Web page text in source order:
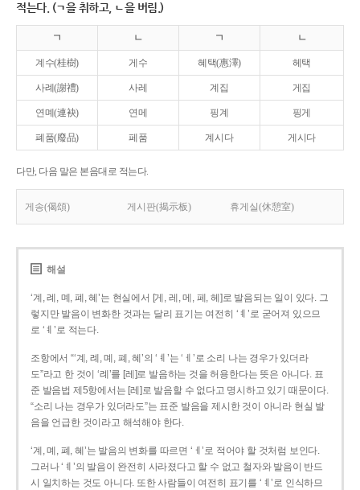
적는다. (ㄱ을 취하고, ㄴ을 버림.)
ㄱ ㄴ ㄱ ㄴ
계수(桂樹) 게수 혜택(惠澤) 헤택
사례(謝禮) 사레 계집 게집
연몌(連袂) 연메 핑계 핑게
폐품(廢品) 페품 계시다 게시다
다만, 다음 말은 본음대로 적는다.
게송(偈頌) 게시판(揭示板) 휴게실(休憩室)
해설
‘계, 례, 몌, 폐, 혜’는 현실에서 [게, 레, 메, 페, 헤]로 발음되는 일이 있다. 그
렇지만 발음이 변화한 것과는 달리 표기는 여전히 ‘ㅖ’로 굳어져 있으므
로 ‘ㅖ’로 적는다.
조항에서 “‘계, 례, 몌, 폐, 혜’의 ‘ㅖ’는 ‘ㅔ’로 소리 나는 경우가 있더라
도”라고 한 것이 ‘례’를 [레]로 발음하는 것을 허용한다는 뜻은 아니다. 표
준 발음법 제5항에서는 [레]로 발음할 수 없다고 명시하고 있기 때문이다.
“소리 나는 경우가 있더라도”는 표준 발음을 제시한 것이 아니라 현실 발
음을 언급한 것이라고 해석해야 한다.
‘계, 몌, 폐, 혜’는 발음의 변화를 따르면 ‘ㅔ’로 적어야 할 것처럼 보인다.
그러나 ‘ㅖ’의 발음이 완전히 사라졌다고 할 수 없고 철자와 발음이 반드
시 일치하는 것도 아니다. 또한 사람들이 여전히 표기를 ‘ㅖ’로 인식하므